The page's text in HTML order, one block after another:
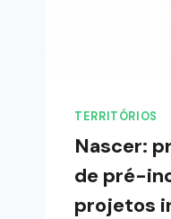
TERRITÓRIOS
Nascer:
de pré-
projetos